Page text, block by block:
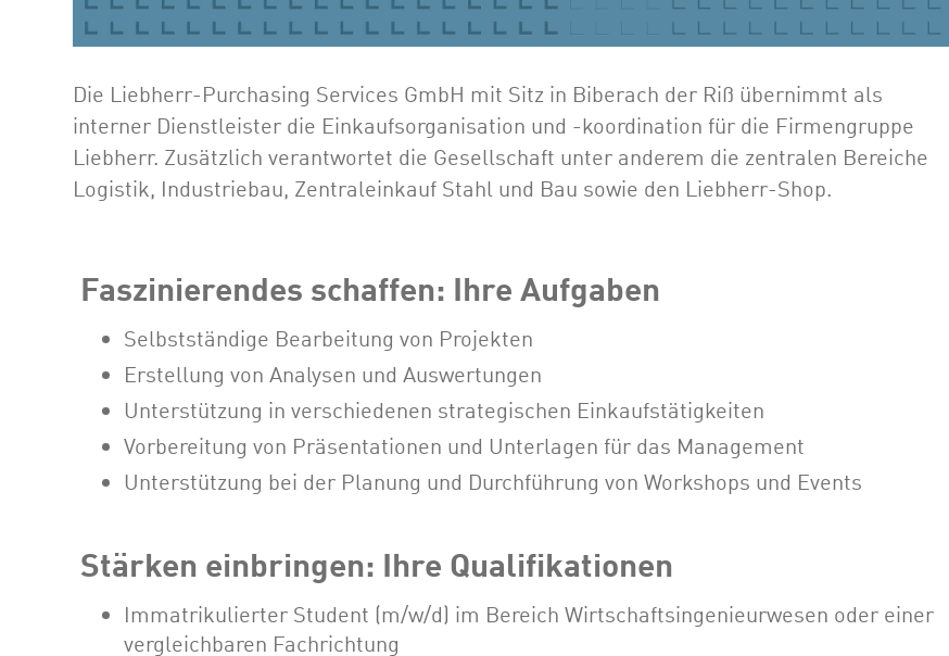
Die Liebherr-Purchasing Services GmbH mit Sitz in Biberach der Riß übernimmt als
interner Dienstleister die Einkaufsorganisation und -koordination für die Firmengruppe
Liebherr. Zusätzlich verantwortet die Gesellschaft unter anderem die zentralen Bereiche
Logistik, Industriebau, Zentraleinkauf Stahl und Bau sowie den Liebherr-Shop.
Faszinierendes schaffen: Ihre Aufgaben
Selbstständige Bearbeitung von Projekten
Erstellung von Analysen und Auswertungen
Unterstützung in verschiedenen strategischen Einkaufstätigkeiten
Vorbereitung von Präsentationen und Unterlagen für das Management
Unterstützung bei der Planung und Durchführung von Workshops und Events
Stärken einbringen: Ihre Qualifikationen
Immatrikulierter Student (m/w/d) im Bereich Wirtschaftsingenieurwesen oder einer
vergleichbaren Fachrichtung